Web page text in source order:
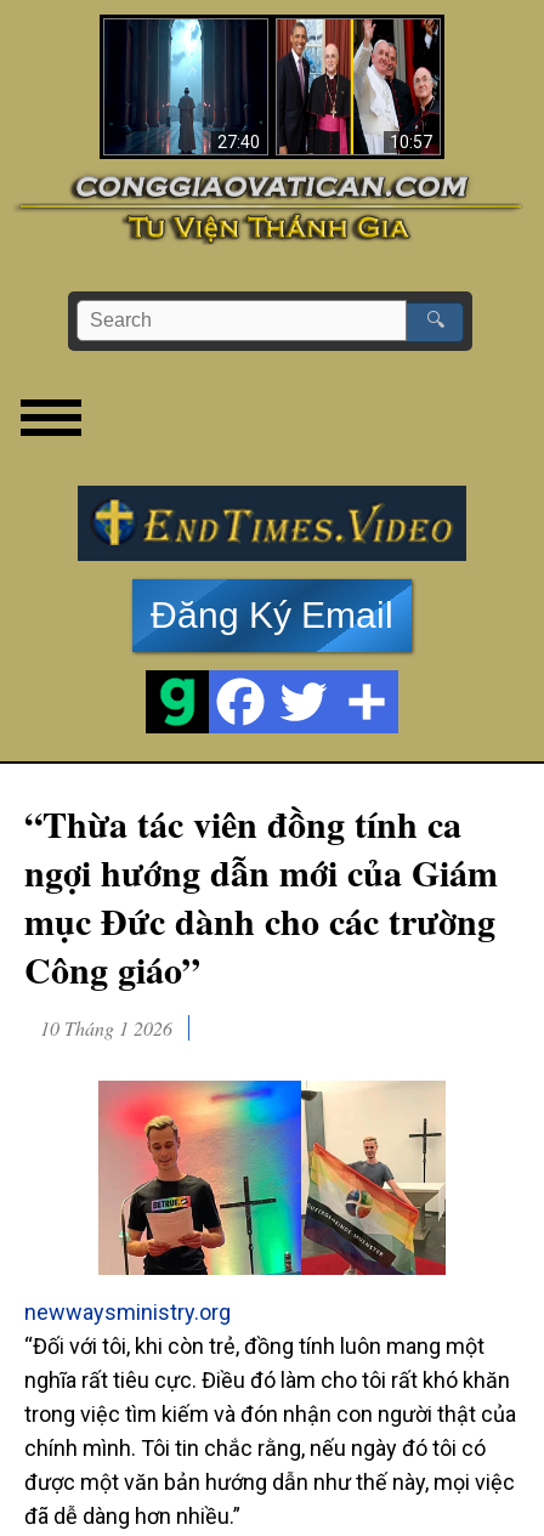
27:40
Về việc Phanxicô qua
đời, việc đánh mất
đức tin & bức tranh
lớn hơn
10:57
Viganò nói Phanxicô
là một “Giáo hoàng
không Công giáo”
(Phân tích)
🔍
Đăng Ký Email
“Thừa tác viên đồng tính ca
ngợi hướng dẫn mới của Giám
mục Đức dành cho các trường
Công giáo”
10 Tháng 1 2026
newwaysministry.org
“Đối với tôi, khi còn trẻ, đồng tính luôn mang một
nghĩa rất tiêu cực. Điều đó làm cho tôi rất khó khăn
trong việc tìm kiếm và đón nhận con người thật của
chính mình. Tôi tin chắc rằng, nếu ngày đó tôi có
được một văn bản hướng dẫn như thế này, mọi việc
đã dễ dàng hơn nhiều.”